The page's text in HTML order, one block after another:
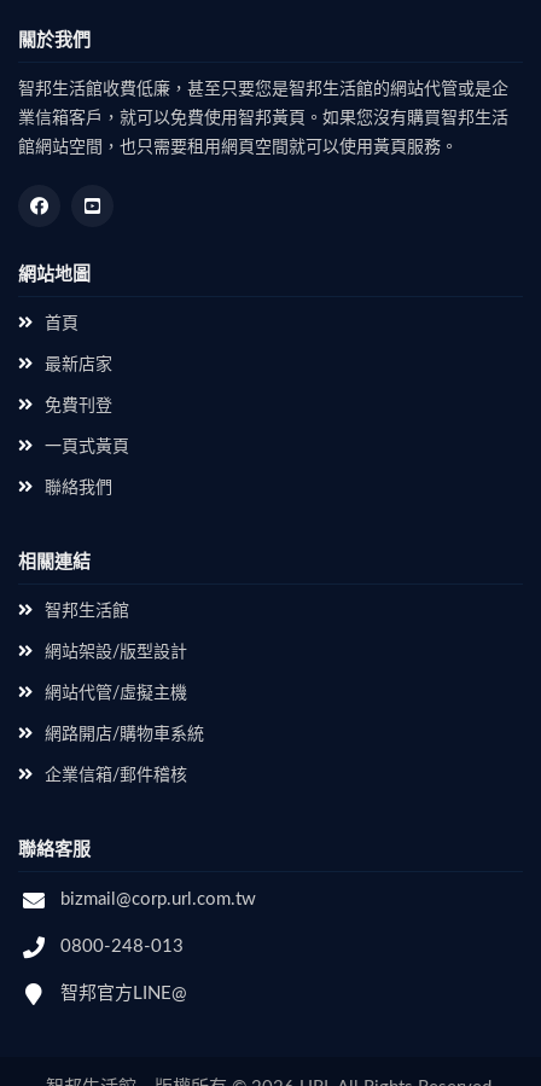
關於我們
智邦生活館收費低廉，甚至只要您是智邦生活館的網站代管或是企
業信箱客戶，就可以免費使用智邦黃頁。如果您沒有購買智邦生活
館網站空間，也只需要租用網頁空間就可以使用黃頁服務。
網站地圖
首頁
最新店家
免費刊登
一頁式黃頁
聯絡我們
相關連結
智邦生活館
網站架設/版型設計
網站代管/虛擬主機
網路開店/購物車系統
企業信箱/郵件稽核
聯絡客服
bizmail@corp.url.com.tw
0800-248-013
智邦官方LINE@